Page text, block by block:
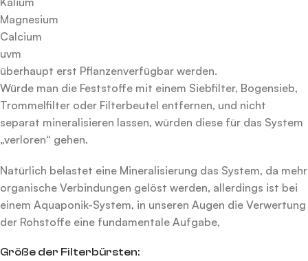
Magnesium
Calcium
uvm
überhaupt erst Pflanzenverfügbar werden.
Würde man die Feststoffe mit einem Siebfilter, Bogensieb,
Trommelfilter oder Filterbeutel entfernen, und nicht
separat mineralisieren lassen, würden diese für das System
„verloren“ gehen.
Natürlich belastet eine Mineralisierung das System, da mehr
organische Verbindungen gelöst werden, allerdings ist bei
einem Aquaponik-System, in unseren Augen die Verwertung
der Rohstoffe eine fundamentale Aufgabe,
Größe der Filterbürsten: